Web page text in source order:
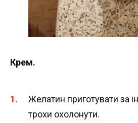
Крем.
Желатин приготувати за
трохи охолонути.